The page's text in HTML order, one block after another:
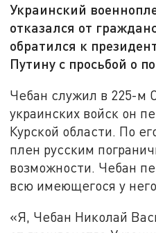
Украинский
отказался от
обратился к
Путину с просьбой о
Чебан служил в 225-м
украинских войск он
Курской области. По
плен русским
возможности. Чебан
всю имеющегося у
«Я, Чебан Николай